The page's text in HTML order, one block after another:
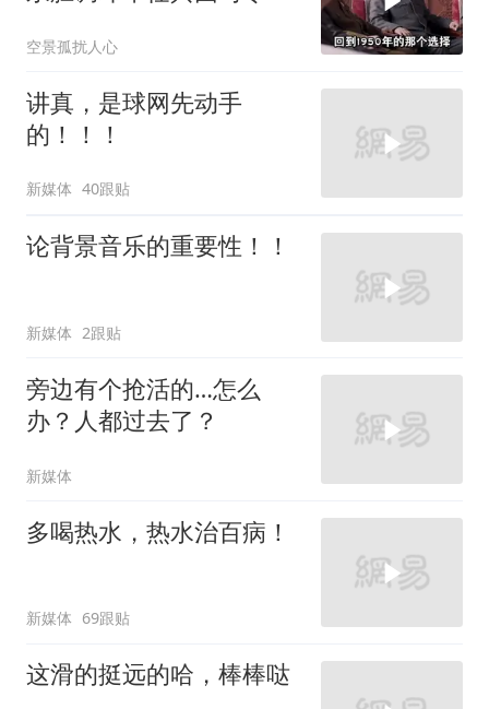
空景孤扰人心
讲真，是球网先动手
的！！！
新媒体 40跟贴
论背景音乐的重要性！！
新媒体 2跟贴
旁边有个抢活的…怎么
办？人都过去了？
新媒体
多喝热水，热水治百病！
新媒体 69跟贴
这滑的挺远的哈，棒棒哒